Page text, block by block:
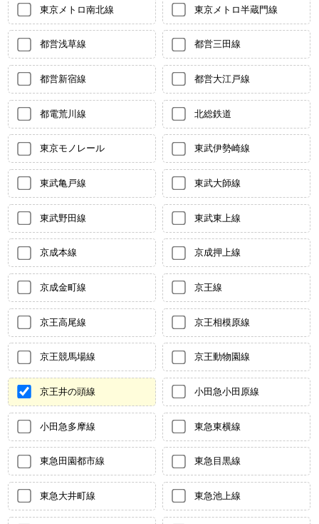
東京メトロ南北線 東京メトロ半蔵門線
都営浅草線 都営三田線
都営新宿線 都営大江戸線
都電荒川線 北総鉄道
東京モノレール 東武伊勢崎線
東武亀戸線 東武大師線
東武野田線 東武東上線
京成本線 京成押上線
京成金町線 京王線
京王高尾線 京王相模原線
京王競馬場線 京王動物園線
京王井の頭線 小田急小田原線
小田急多摩線 東急東横線
東急田園都市線 東急目黒線
東急大井町線 東急池上線